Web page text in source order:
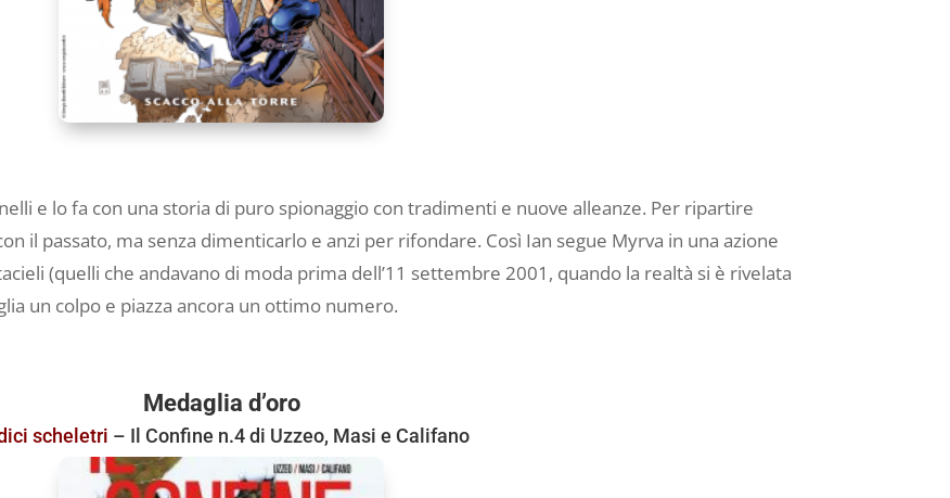
e lo fa con una storia di puro spionaggio con tradimenti e nuove alleanze. Per ripartire
il passato, ma senza dimenticarlo e anzi per rifondare. Così Ian segue Myrva in una azione
(quelli che andavano di moda prima dell’11 settembre 2001, quando la realtà si è rivelata
un colpo e piazza ancora un ottimo numero.
Medaglia d’oro
scheletri – Il Confine n.4 di Uzzeo, Masi e Califano